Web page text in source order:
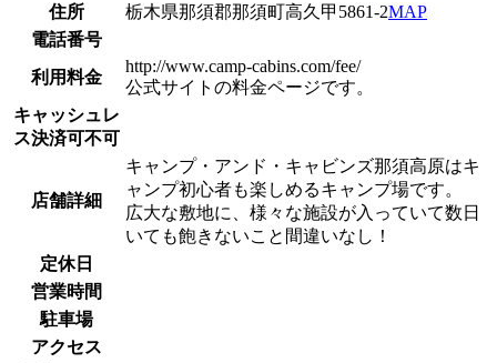
住所
栃木県那須郡那須町高久甲5861-2MAP
電話番号
利用料金
http://www.camp-cabins.com/fee/
公式サイトの料金ページです。
キャッシュレ
ス決済可不可
店舗詳細
キャンプ・アンド・キャビンズ那須高原はキ
ャンプ初心者も楽しめるキャンプ場です。
広大な敷地に、様々な施設が入っていて数日
いても飽きないこと間違いなし！
定休日
営業時間
駐車場
アクセス